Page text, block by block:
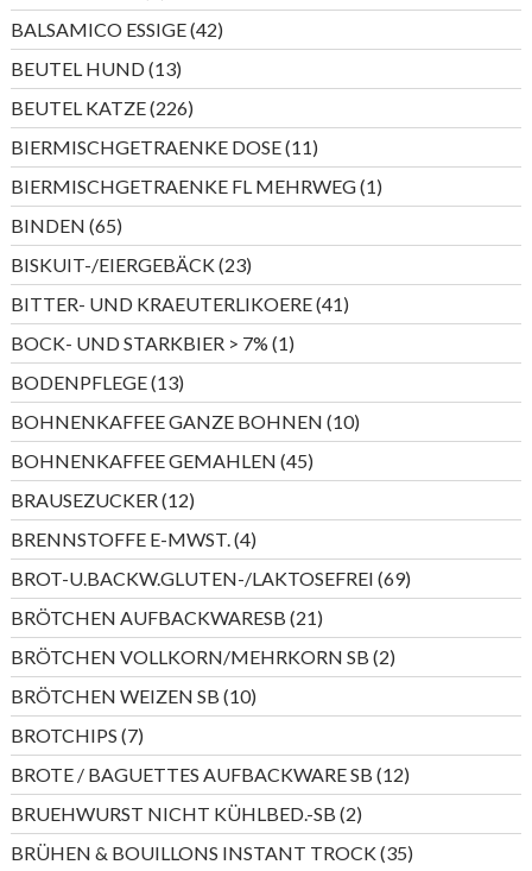
Produkte
BALSAMICO ESSIGE 4242
Produkte
BEUTEL HUND 1313
Produkte
BEUTEL KATZE 226226
Produkte
BIERMISCHGETRAENKE DOSE 1111
Produkte
BIERMISCHGETRAENKE FL MEHRWEG 11
Produkt
BINDEN 6565
Produkte
BISKUIT-/EIERGEBÄCK 2323
Produkte
BITTER- UND KRAEUTERLIKOERE 4141
Produkte
BOCK- UND STARKBIER > 7% 11
Produkt
BODENPFLEGE 1313
Produkte
BOHNENKAFFEE GANZE BOHNEN 1010
Produkte
BOHNENKAFFEE GEMAHLEN 4545
Produkte
BRAUSEZUCKER 1212
Produkte
BRENNSTOFFE E-MWST. 44
Produkte
BROT-U.BACKW.GLUTEN-/LAKTOSEFREI 6969
Produkte
BRÖTCHEN AUFBACKWARESB 2121
Produkte
BRÖTCHEN VOLLKORN/MEHRKORN SB 22
Produkte
BRÖTCHEN WEIZEN SB 1010
Produkte
BROTCHIPS 77
Produkte
BROTE / BAGUETTES AUFBACKWARE SB 1212
Produkte
BRUEHWURST NICHT KÜHLBED.-SB 22
Produkte
BRÜHEN & BOUILLONS INSTANT TROCK 3535